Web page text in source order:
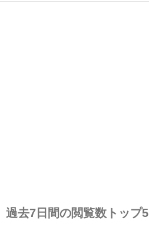
過去7日間の閲覧数トップ5